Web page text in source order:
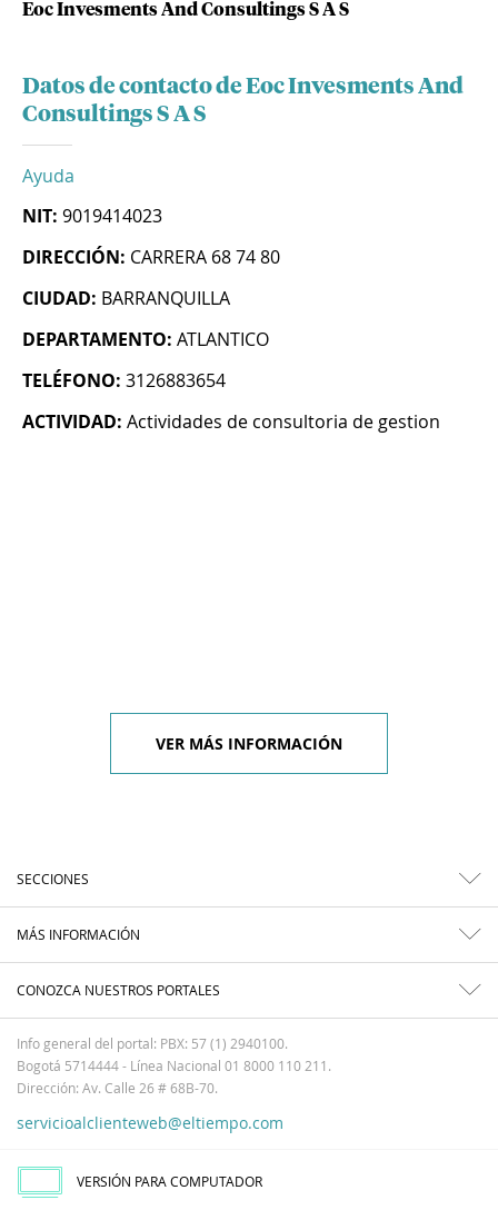
Eoc Invesments And Consultings S A S
Datos de contacto de Eoc Invesments And
Consultings S A S
Ayuda
NIT: 9019414023
DIRECCIÓN: CARRERA 68 74 80
CIUDAD: BARRANQUILLA
DEPARTAMENTO: ATLANTICO
TELÉFONO: 3126883654
ACTIVIDAD: Actividades de consultoria de gestion
VER MÁS INFORMACIÓN
SECCIONES
MÁS INFORMACIÓN
CONOZCA NUESTROS PORTALES
Info general del portal: PBX: 57 (1) 2940100.
Bogotá 5714444 - Línea Nacional 01 8000 110 211.
Dirección: Av. Calle 26 # 68B-70.
servicioalclienteweb@eltiempo.com
VERSIÓN PARA COMPUTADOR